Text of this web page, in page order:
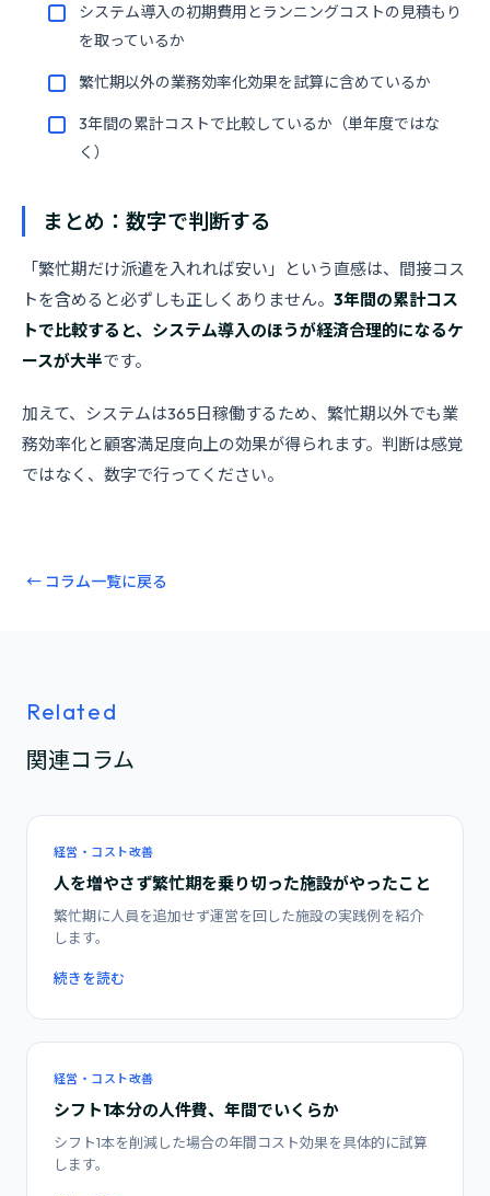
システム導入の初期費用とランニングコストの見積もり
を取っているか
繁忙期以外の業務効率化効果を試算に含めているか
3年間の累計コストで比較しているか（単年度ではな
く）
まとめ：数字で判断する
「繁忙期だけ派遣を入れれば安い」という直感は、間接コス
トを含めると必ずしも正しくありません。 3年間の累計コス
トで比較すると、システム導入のほうが経済合理的になるケ
ースが大半です。
加えて、システムは365日稼働するため、繁忙期以外でも業
務効率化と顧客満足度向上の効果が得られます。判断は感覚
ではなく、数字で行ってください。
← コラム一覧に戻る
Related
関連コラム
経営・コスト改善
人を増やさず繁忙期を乗り切った施設がやったこと
繁忙期に人員を追加せず運営を回した施設の実践例を紹介
します。
続きを読む
経営・コスト改善
シフト1本分の人件費、年間でいくらか
シフト1本を削減した場合の年間コスト効果を具体的に試算
します。